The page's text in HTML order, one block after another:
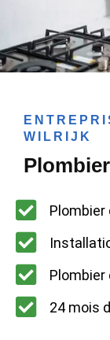
WILRIJK
Plombier
24 mois